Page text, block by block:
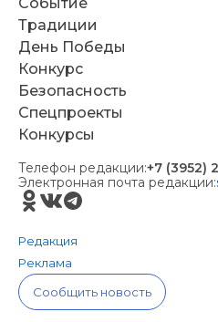
Традиции
День Победы
Конкурс
Безопасность
Спецпроекты
Конкурсы
Телефон редакции:+7 (3952)
Электронная почта редакции:
Редакция
Реклама
Сообщить новость